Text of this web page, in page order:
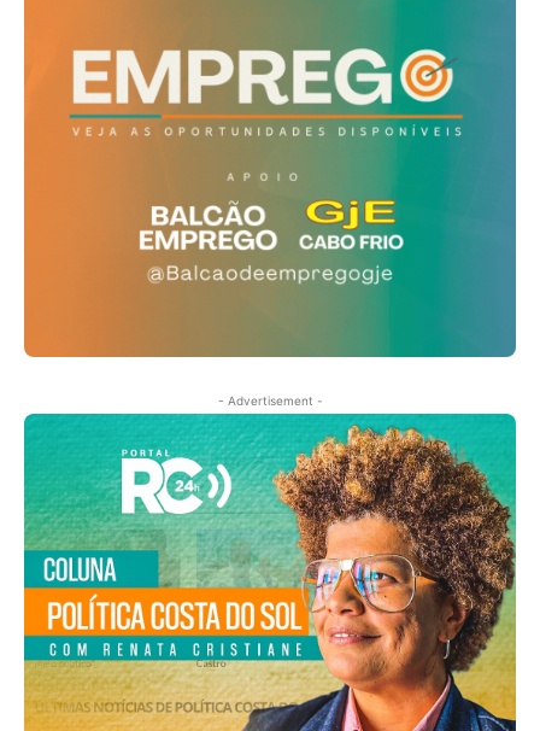
- Advertisement -